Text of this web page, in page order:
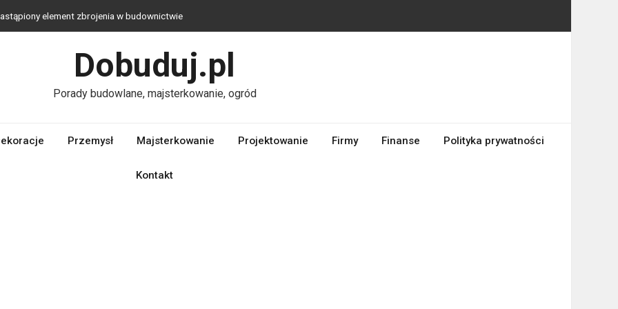
element zbrojenia w budownictwie
alternatywa dla tradycyjnych materiałów budowlanych
zabaw do ogrodu – stwórz przestrzeń bliską naturze, którą
Dobuduj.pl
Porady budowlane, majsterkowanie, ogród
Przemysł Majsterkowanie Projektowanie Firmy Finanse Polityka prywatności
Kontakt